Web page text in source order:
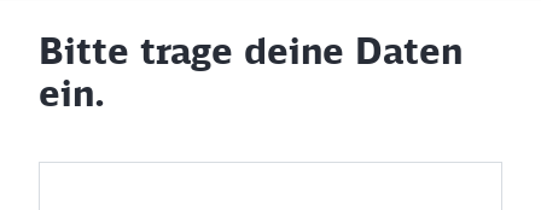
Bitte trage deine Daten
ein.